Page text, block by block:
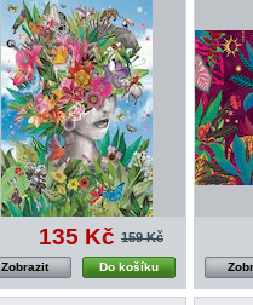
135 Kč 159 Kč
Do košíku
Zobrazit